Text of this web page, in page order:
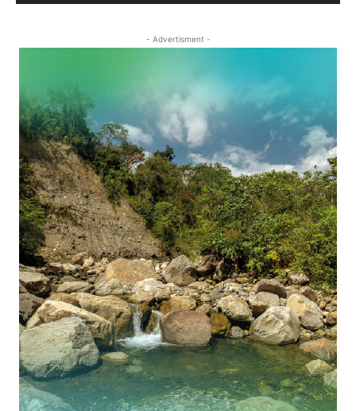
- Advertisment -